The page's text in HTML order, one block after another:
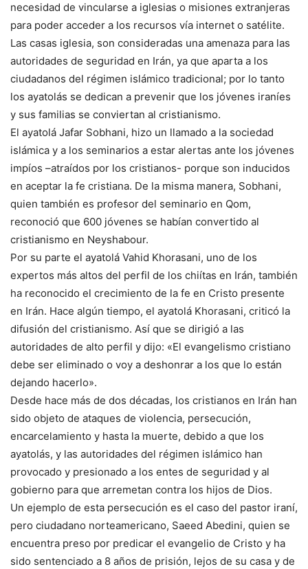
necesidad de vincularse a iglesias o misiones extranjeras
para poder acceder a los recursos vía internet o satélite.
Las casas iglesia, son consideradas una amenaza para las
autoridades de seguridad en Irán, ya que aparta a los
ciudadanos del régimen islámico tradicional; por lo tanto
los ayatolás se dedican a prevenir que los jóvenes iraníes
y sus familias se conviertan al cristianismo.
El ayatolá Jafar Sobhani, hizo un llamado a la sociedad
islámica y a los seminarios a estar alertas ante los jóvenes
impíos –atraídos por los cristianos- porque son inducidos
en aceptar la fe cristiana. De la misma manera, Sobhani,
quien también es profesor del seminario en Qom,
reconoció que 600 jóvenes se habían convertido al
cristianismo en Neyshabour.
Por su parte el ayatolá Vahid Khorasani, uno de los
expertos más altos del perfil de los chiítas en Irán, también
ha reconocido el crecimiento de la fe en Cristo presente
en Irán. Hace algún tiempo, el ayatolá Khorasani, criticó la
difusión del cristianismo. Así que se dirigió a las
autoridades de alto perfil y dijo: «El evangelismo cristiano
debe ser eliminado o voy a deshonrar a los que lo están
dejando hacerlo».
Desde hace más de dos décadas, los cristianos en Irán han
sido objeto de ataques de violencia, persecución,
encarcelamiento y hasta la muerte, debido a que los
ayatolás, y las autoridades del régimen islámico han
provocado y presionado a los entes de seguridad y al
gobierno para que arremetan contra los hijos de Dios.
Un ejemplo de esta persecución es el caso del pastor iraní,
pero ciudadano norteamericano, Saeed Abedini, quien se
encuentra preso por predicar el evangelio de Cristo y ha
sido sentenciado a 8 años de prisión, lejos de su casa y de